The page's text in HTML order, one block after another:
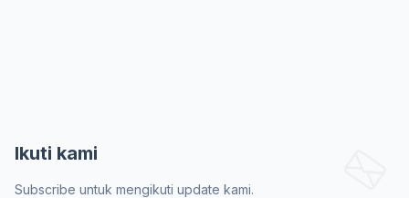
Ikuti kami
Subscribe untuk mengikuti update kami.